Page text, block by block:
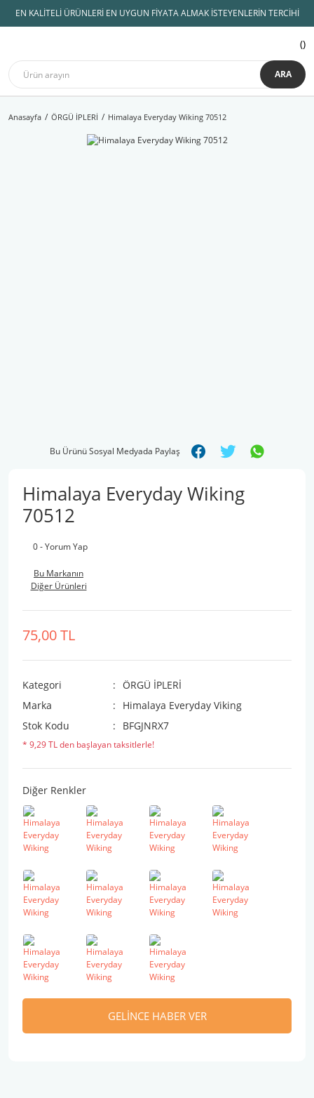
EN KALİTELİ ÜRÜNLERİ EN UYGUN FİYATA ALMAK İSTEYENLERİN TERCİHİ
ARA
Anasayfa ÖRGÜ İPLERİ Himalaya Everyday Wiking 70512
Bu Ürünü Sosyal Medyada Paylaş
Himalaya Everyday Wiking
70512
0 - Yorum Yap
Bu Markanın
Diğer Ürünleri
75,00 TL
Kategori
ÖRGÜ İPLERİ
Marka
Himalaya Everyday Viking
Stok Kodu
BFGJNRX7
* 9,29 TL den başlayan taksitlerle!
Diğer Renkler
GELİNCE HABER VER